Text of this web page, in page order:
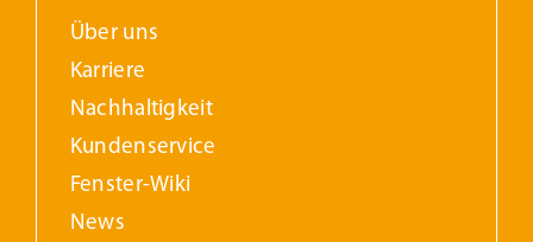
Über uns
Karriere
Nachhaltigkeit
Kundenservice
Fenster-Wiki
News